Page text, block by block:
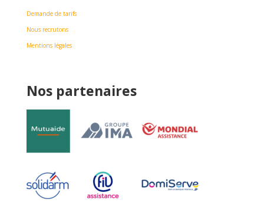
Demande de tarifs
Nous recrutons
Mentions légales
Nos partenaires